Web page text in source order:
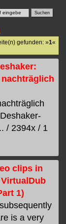
gefunden: »1«
/ 2394x / 1
clips in
1)
is a very